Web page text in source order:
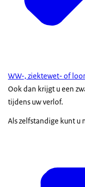
WW-, ziektewet- of
Ook dan krijgt u een
tijdens uw verlof.
Als zelfstandige kunt u